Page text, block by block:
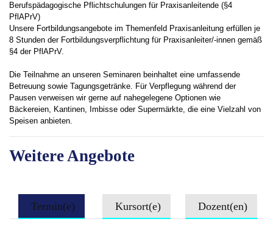
Berufspädagogische Pflichtschulungen für Praxisanleitende (§4
PflAPrV)
Unsere Fortbildungsangebote im Themenfeld Praxisanleitung erfüllen je
8 Stunden der Fortbildungsverpflichtung für Praxisanleiter/-innen gemäß
§4 der PflAPrV.
Die Teilnahme an unseren Seminaren beinhaltet eine umfassende
Betreuung sowie Tagungsgetränke. Für Verpflegung während der
Pausen verweisen wir gerne auf nahegelegene Optionen wie
Bäckereien, Kantinen, Imbisse oder Supermärkte, die eine Vielzahl von
Speisen anbieten.
Weitere Angebote
Termin(e) Kursort(e) Dozent(en)